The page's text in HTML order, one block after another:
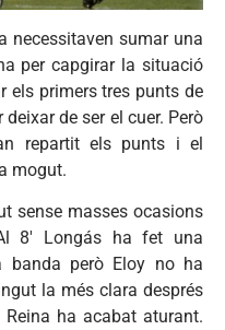
necessitaven sumar una
per capgirar la situació
els primers tres punts de
de ser el cuer. Però
repartit els punts i el
mogut.
sense masses ocasions
8' Longás ha fet una
banda però Eloy no ha
la més clara després
ha acabat aturant.